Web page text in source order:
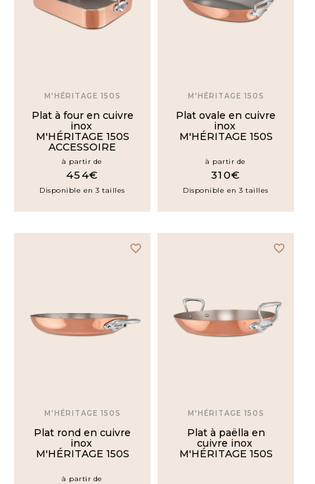
M'HÉRITAGE 150S
Plat à four en cuivre
inox
M'HÉRITAGE 150S
ACCESSOIRE
à partir de
454€
Disponible en 3 tailles
M'HÉRITAGE 150S
Plat ovale en cuivre
inox
M'HÉRITAGE 150S
à partir de
310€
Disponible en 3 tailles
favorite_border
M'HÉRITAGE 150S
Plat rond en cuivre
inox
M'HÉRITAGE 150S
à partir de
favorite_border
M'HÉRITAGE 150S
Plat à paëlla en
cuivre inox
M'HÉRITAGE 150S